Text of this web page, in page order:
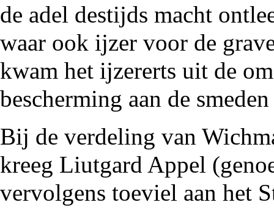
de adel destijds macht
waar ook ijzer voor de
kwam het ijzererts uit de
bescherming aan de
Bij de verdeling van
kreeg Liutgard Appel
vervolgens toeviel aan het